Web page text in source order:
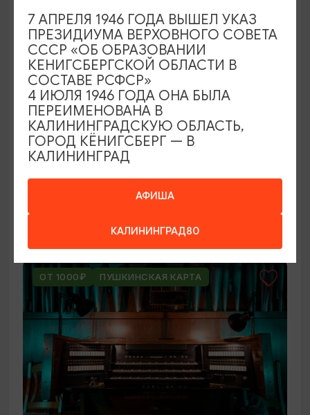
КОНЦЕРТЫ
Мероприятия в Доме-музее Германа
Брахерта в августе
Светлогорск, Дом-музей Германа Брахерта
ОТ 1000₽ ПУШКИНСКАЯ КАРТА
АФИША
КАЛИНИНГРАД80
7 АПРЕЛЯ 1946 ГОДА ВЫШЕЛ УКАЗ
ПРЕЗИДИУМА ВЕРХОВНОГО СОВЕТА
СССР «ОБ ОБРАЗОВАНИИ
КЕНИГСБЕРГСКОЙ ОБЛАСТИ В
СОСТАВЕ РСФСР»
4 ИЮЛЯ 1946 ГОДА ОНА БЫЛА
ПЕРЕИМЕНОВАНА В
КАЛИНИНГРАДСКУЮ ОБЛАСТЬ,
ГОРОД КЁНИГСБЕРГ — В
КАЛИНИНГРАД